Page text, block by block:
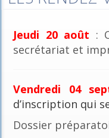
Jeudi 20 août :
secrétariat et
Vendredi 04
d’inscription qui
Dossier